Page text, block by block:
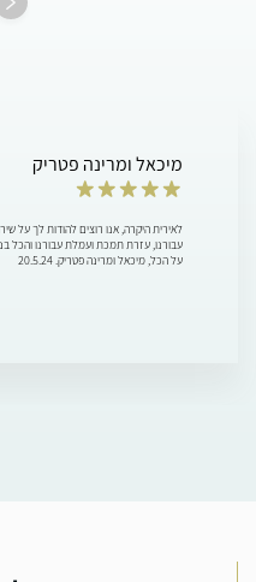
מיכאל ומרינה פטריק
לאירית היקרה, אנו רוצים להודות לך על
עבורנו, עזרת תמכת ועמלת עבורנו והכל
על הכל, מיכאל ומרינה פטריק. 20.5.24